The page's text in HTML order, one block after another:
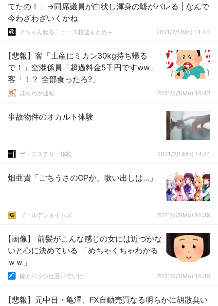
てたの！」→同席議員が白状し渾身の嘘がバレる | なんで
今わざわざいくかね
２ちゃんねるニュース超速まとめ＋ 2021/2/1(Mo) 14:44
【悲報】客「土産にミカン30kg持ち帰る
で！」空港係員「超過料金5千円ですww」
客「！？ 全部食ったろ?」
ほんわか速報 2021/2/1(Mo) 14:42
事故物件のオカルト体験
ザ・ミステリー体験 2021/2/1(Mo) 14:41
畑亜貴「ごちうさのOPか、歌い出しは…」
ゴールデンタイムズ 2021/2/1(Mo) 14:39
【画像】 前髪がこんな感じの女には近づかな
いと心に決めている 「めちゃくちゃわかる
ｗｗ」
銃とバッジは置いていけ 2021/2/1(Mo) 14:35
【悲報】元中日・亀澤、FX自動売買なる明らかに胡散臭い